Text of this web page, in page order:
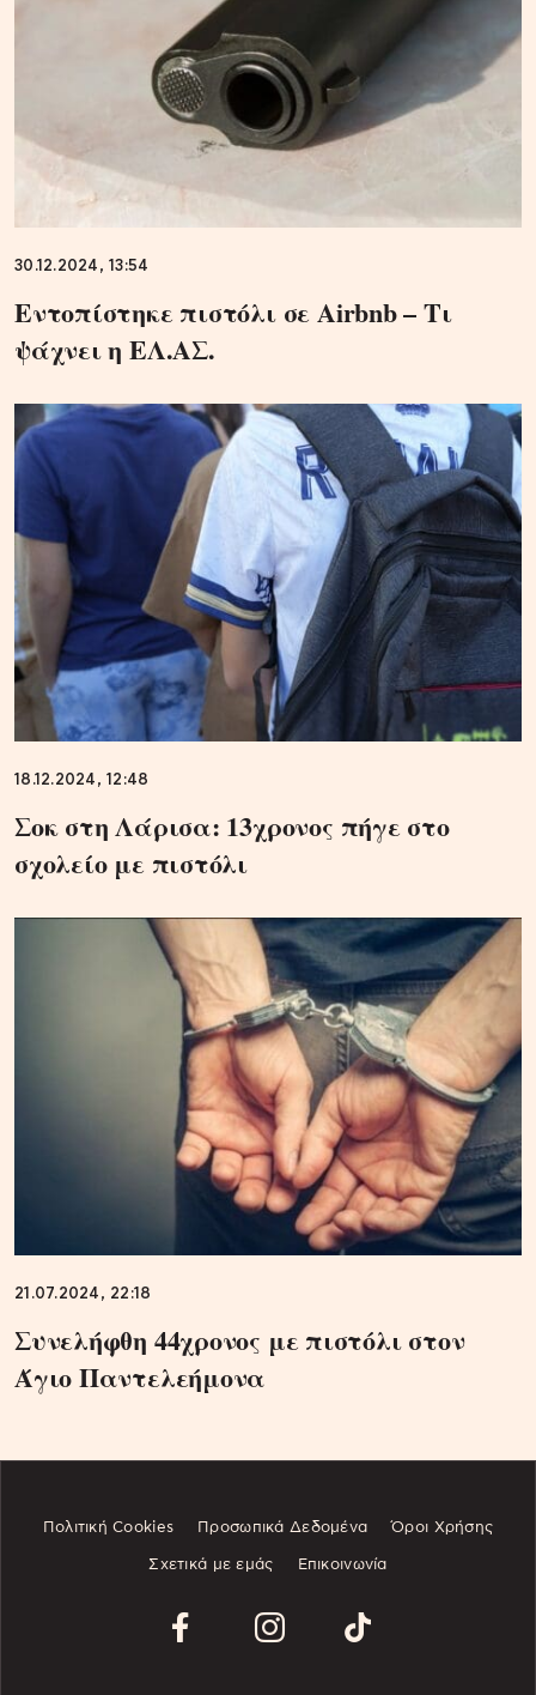
30.12.2024, 13:54
Εντοπίστηκε πιστόλι σε Airbnb – Τι
ψάχνει η ΕΛ.ΑΣ.
18.12.2024, 12:48
Σοκ στη Λάρισα: 13χρονος πήγε στο
σχολείο με πιστόλι
21.07.2024, 22:18
Συνελήφθη 44χρονος με πιστόλι στον
Άγιο Παντελεήμονα
Πολιτική Cookies Προσωπικά Δεδομένα Όροι Χρήσης
Σχετικά με εμάς Επικοινωνία